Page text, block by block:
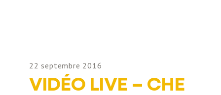
22 septembre 2016
VIDÉO LIVE – CHE